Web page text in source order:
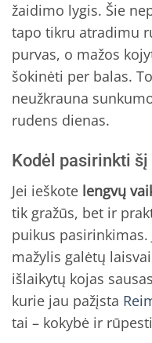
žaidimo lygis. Šie
tapo tikru atradimu
purvas, o mažos
šokinėti per balas.
neužkrauna
rudens dienas.
Kodėl pasirinkti šį
Jei ieškote lengvų
tik gražūs, bet ir
puikus
mažylis galėtų
išlaikytų kojas
kurie jau pažįsta
tai – kokybė ir